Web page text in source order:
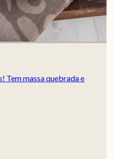
Tem massa quebrada e